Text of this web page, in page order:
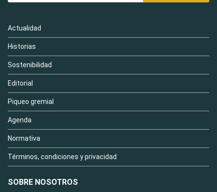
Actualidad
Historias
Sostenibilidad
Editorial
Piqueo gremial
Agenda
Normativa
Términos, condiciones y privacidad
SOBRE NOSOTROS